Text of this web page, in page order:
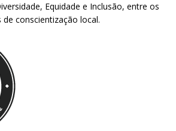
Equidade e Inclusão, entre os
conscientização local.